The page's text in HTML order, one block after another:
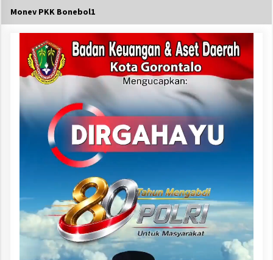
Monev PKK Bonebol1